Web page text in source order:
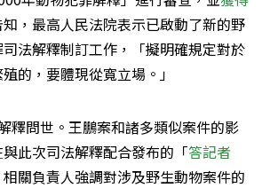
，最高人民法院表示已啟動了新的野
法解釋制訂工作，「擬明確規定對於
的，要體現從寬立場。」
釋問世。王鵬案和諸多類似案件的影
此次司法解釋配合發布的「答記者
關負責人強調對涉及野生動物案件的